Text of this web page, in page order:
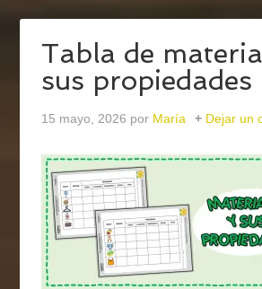
Tabla de
sus propiedades
15 mayo, 2026 por María Dejar un